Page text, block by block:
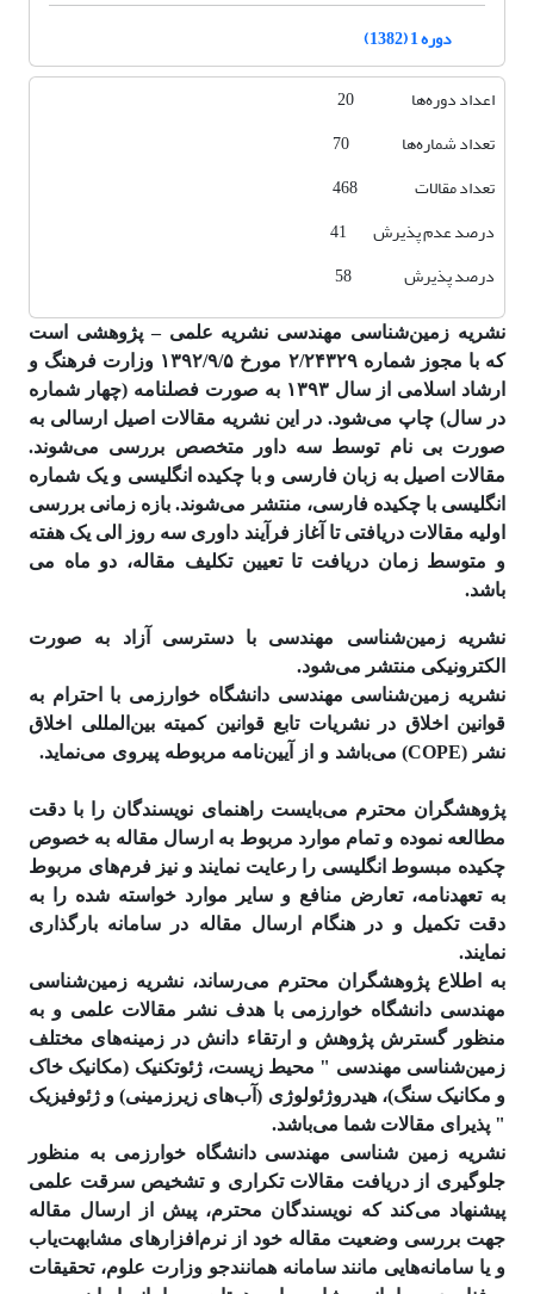
دوره 1 (1382)
اعداد دوره‌ها 20
تعداد شماره‌ها 70
تعداد مقالات 468
درصد عدم پذیرش 41
درصد پذیرش 58
نشریه زمین‌شناسی مهندسی نشریه علمی – پژوهشی است
که با مجوز شماره ۲/۲۴۳۲۹ مورخ ۱۳۹۲/۹/۵ وزارت فرهنگ و
ارشاد اسلامی از سال ۱۳۹۳ به صورت فصلنامه (چهار شماره
در سال) چاپ می‌شود. در این نشریه مقالات اصیل ارسالی به
صورت بی نام توسط سه داور متخصص بررسی می‌شوند.
مقالات اصیل به زبان فارسی و با چکیده انگلیسی و یک شماره
انگلیسی با چکیده فارسی، منتشر می‌شوند. بازه زمانی بررسی
اولیه مقالات دریافتی تا آغاز فرآیند داوری سه روز الی یک هفته
و متوسط زمان دریافت تا تعیین تکلیف مقاله، دو ماه می
باشد.
نشریه زمین‌شناسی مهندسی با دسترسی آزاد به صورت
الکترونیکی منتشر می‌شود.
نشریه زمین‌شناسی مهندسی دانشگاه خوارزمی با احترام به
قوانین اخلاق در نشریات تابع قوانین کمیته بین‌المللی اخلاق
نشر (COPE) می‌باشد و از آیین‌نامه مربوطه پیروی می‌نماید.
پژوهشگران محترم می‌بایست راهنمای نویسندگان را با دقت
مطالعه نموده و تمام موارد مربوط به ارسال مقاله به خصوص
چکیده مبسوط انگلیسی را رعایت نمایند و نیز فرم‌های مربوط
به تعهدنامه، تعارض منافع و سایر موارد خواسته شده را به
دقت تکمیل و در هنگام ارسال مقاله در سامانه بارگذاری
نمایند.
به اطلاع پژوهشگران محترم می‌رساند، نشریه زمین‌شناسی
مهندسی دانشگاه خوارزمی با هدف نشر مقالات علمی و به
منظور گسترش پژوهش و ارتقاء دانش در زمینه‌های مختلف
زمین‌شناسی مهندسی " محیط زیست، ژئوتکنیک (مکانیک خاک
و مکانیک سنگ)، هیدروژئولوژی (آب‌های زیرزمینی) و ژئوفیزیک
" پذیرای مقالات شما می‌باشد.
نشریه زمین شناسی مهندسی دانشگاه خوارزمی به منظور
جلوگیری از دریافت مقالات تکراری و تشخیص سرقت علمی
پیشنهاد می‌کند که نویسندگان محترم، پیش از ارسال مقاله
جهت بررسی وضعیت مقاله خود از نرم‌افزارهای مشابهت‌­یاب
و یا سامانه‌هایی مانند سامانه همانند‌جو وزارت علوم، تحقیقات